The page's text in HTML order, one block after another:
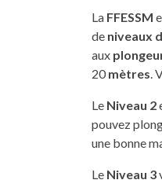
La FFESSM
de niveaux
aux
20 mètres .
Le Niveau 2
pouvez
une bonne
Le Niveau 3